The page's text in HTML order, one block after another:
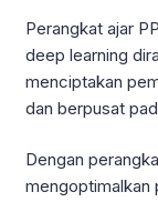
Perangkat ajar
deep learning
menciptakan
dan berpusat
Dengan
mengoptimalkan